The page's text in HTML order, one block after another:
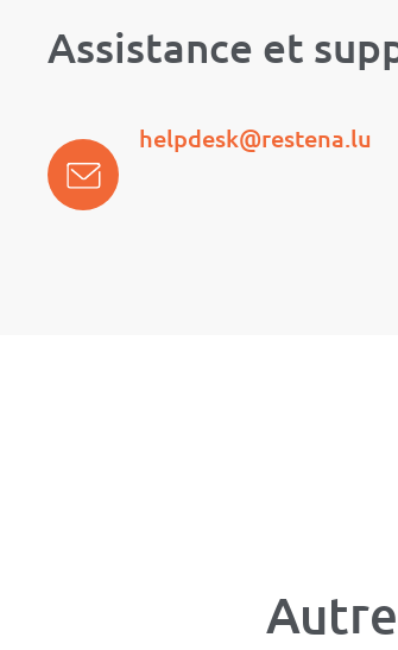
Assistance et
helpdesk@restena.lu